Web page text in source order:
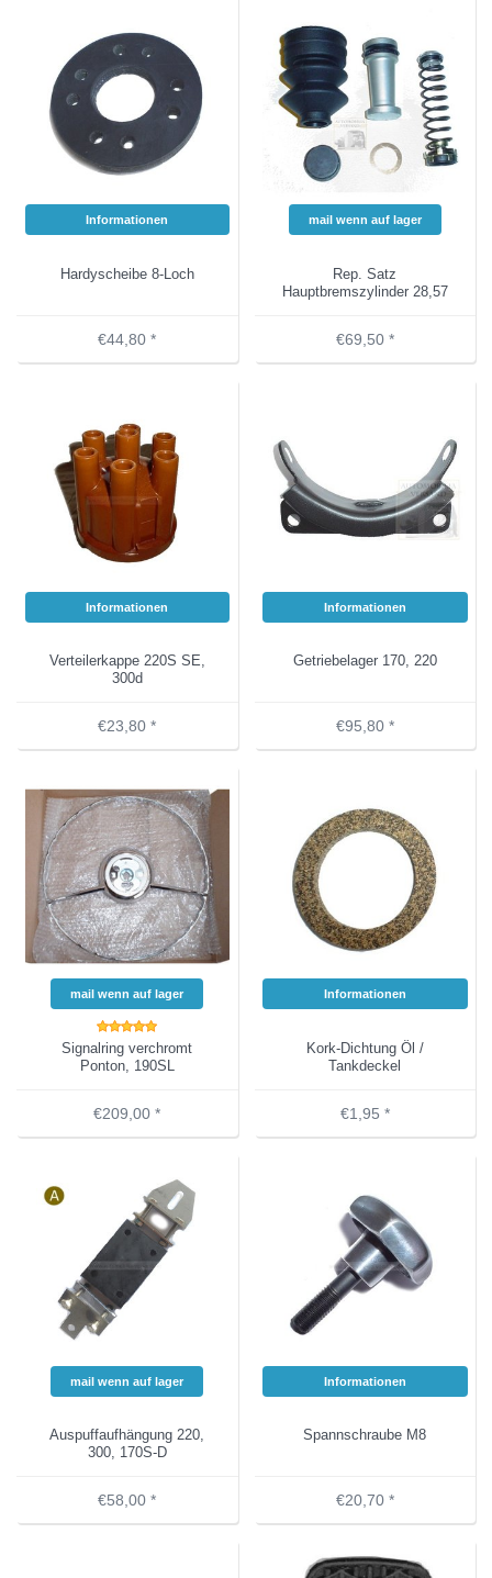
Informationen
Hardyscheibe 8-Loch
€44,80 *
mail wenn auf lager
Rep. Satz
Hauptbremszylinder 28,57
€69,50 *
Informationen
Verteilerkappe 220S SE,
300d
€23,80 *
Informationen
Getriebelager 170, 220
€95,80 *
mail wenn auf lager
Signalring verchromt
Ponton, 190SL
€209,00 *
Informationen
Kork-Dichtung Öl /
Tankdeckel
€1,95 *
mail wenn auf lager
Auspuffaufhängung 220,
300, 170S-D
€58,00 *
Informationen
Spannschraube M8
€20,70 *